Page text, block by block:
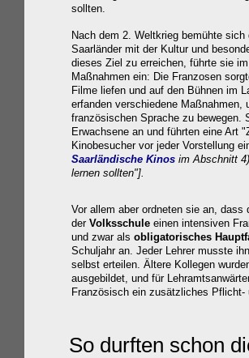
sollten.
Nach dem 2. Weltkrieg bemühte
Saarländer mit der Kultur und
dieses Ziel zu erreichen, führte sie
Maßnahmen ein: Die Franzosen
Filme liefen und auf den Bühnen im
erfanden verschiedene Maßnahmen,
französischen Sprache zu bewegen.
Erwachsene an und führten eine Art
Kinobesucher vor jeder Vorstellung
Saarländische Kinos im Abschnitt 4)
lernen sollten"].
Vor allem aber ordneten sie an, dass
der Volksschule einen intensiven
und zwar als obligatorisches
Schuljahr an. Jeder Lehrer musste
selbst erteilen. Ältere Kollegen
ausgebildet, und für
Französisch ein zusätzliches Pflicht-
So durften schon